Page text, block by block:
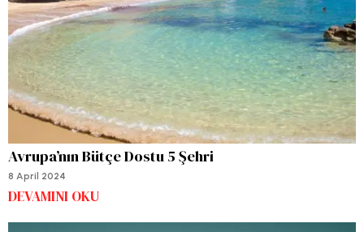
Avrupa’nın Bütçe Dostu 5 Şehri
8 April 2024
DEVAMINI OKU